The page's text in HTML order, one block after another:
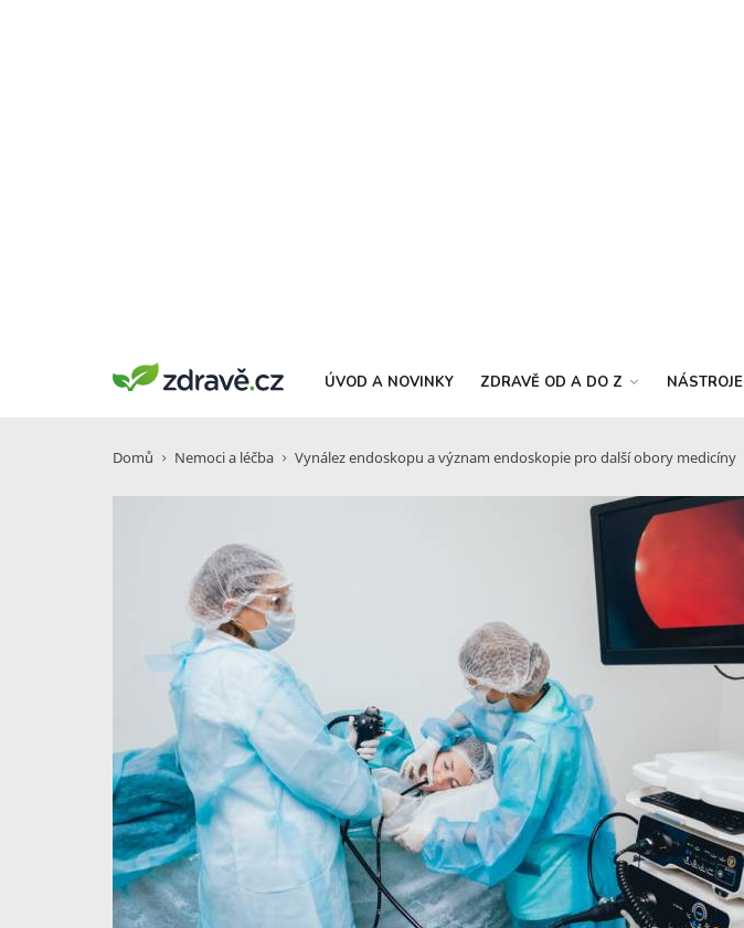
ÚVOD A NOVINKY ZDRAVĚ OD A DO Z NÁSTROJE
Domů Nemoci a léčba Vynález endoskopu a význam endoskopie pro další obory medicíny